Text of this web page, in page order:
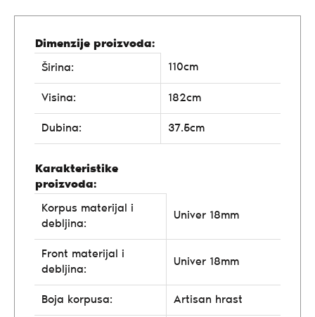
Dimenzije proizvoda:
Širina:
110cm
Visina: 182cm
Dubina: 37.5cm
Karakteristike
proizvoda:
Korpus materijal i
debljina:
Univer 18mm
Front materijal i
debljina:
Univer 18mm
Boja korpusa: Artisan hrast